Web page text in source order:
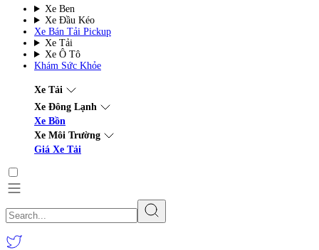
Xe Ben
Xe Đầu Kéo
Xe Bán Tải Pickup
Xe Tải
Xe Ô Tô
Khám Sức Khỏe
Xe Tải
Xe Đông Lạnh
Xe Bồn
Xe Môi Trường
Giá Xe Tải